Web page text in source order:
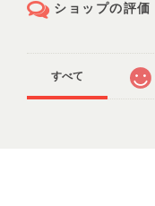
ショップの評価
すべて